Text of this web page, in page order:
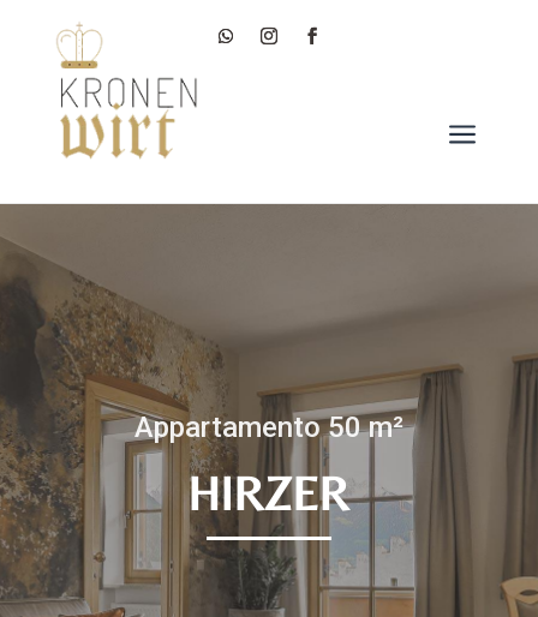
a
Appartamento 50 m²
HIRZER